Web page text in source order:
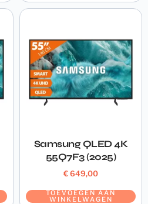
Samsung QLED 4K
55Q7F3 (2025)
€649,00
TOEVOEGEN AAN
WINKELWAGEN